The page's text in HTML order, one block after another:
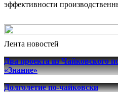
эффективности
Лента новостей
Два проекта из Чайковского
«Знание»
Долголетие по-чайковски